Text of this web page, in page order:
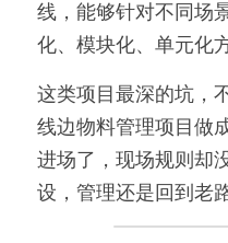
线，能够针对不同场
化、模块化、单元化
这类项目最深的坑，
线边物料管理项目做
进场了，现场规则却
设，管理还是回到老